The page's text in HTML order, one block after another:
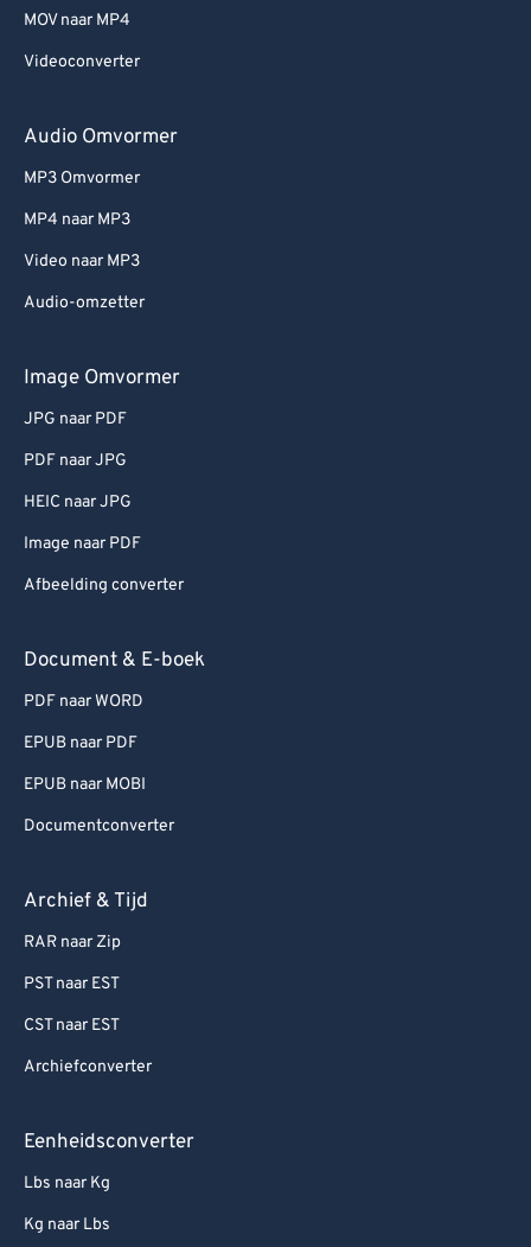
MOV naar MP4
Videoconverter
Audio Omvormer
MP3 Omvormer
MP4 naar MP3
Video naar MP3
Audio-omzetter
Image Omvormer
JPG naar PDF
PDF naar JPG
HEIC naar JPG
Image naar PDF
Afbeelding converter
Document & E-boek
PDF naar WORD
EPUB naar PDF
EPUB naar MOBI
Documentconverter
Archief & Tijd
RAR naar Zip
PST naar EST
CST naar EST
Archiefconverter
Eenheidsconverter
Lbs naar Kg
Kg naar Lbs